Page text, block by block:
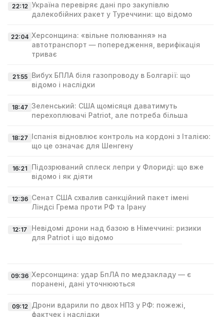
22:12 Україна перевіряє дані про закупівлю
далекобійних ракет у Туреччини: що відомо
22:04 Херсонщина: «вільне полювання» на
автотранспорт — попередження, верифікація
триває
21:55
Вибух БПЛА біля газопроводу в Болгарії: що
відомо і наслідки
18:47 Зеленський: США щомісяця даватимуть
перехоплювачі Patriot, але потреба більша
18:27 Іспанія відновлює контроль на кордоні з Італією:
що це означає для Шенгену
16:21
Підозрюваний сплеск лепри у Флориді: що вже
відомо і як діяти
12:36 Сенат США схвалив санкційний пакет імені
Ліндсі Гремa проти РФ та Ірану
12:17
Невідомі дрони над базою в Німеччині: ризики
для Patriot і що відомо
09:36 Херсонщина: удар БпЛА по медзакладу — є
поранені, дані уточнюються
09:12 Дрони вдарили по двох НПЗ у РФ: пожежі,
фактчек і наслідки